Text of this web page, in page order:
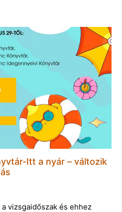
Itt a nyár – változik
vizsgaidőszak és ehhez